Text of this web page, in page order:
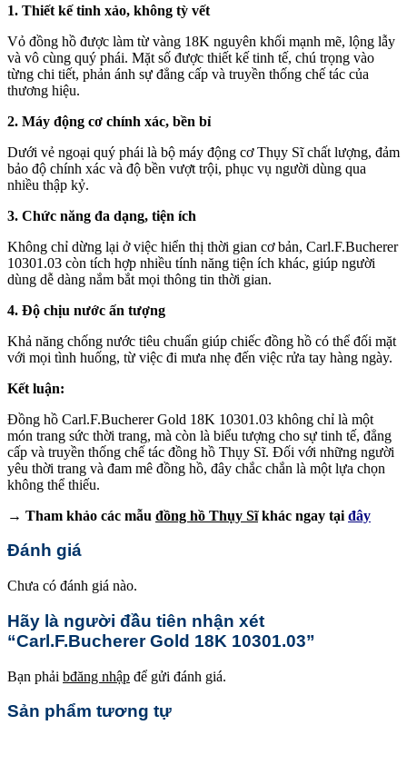
1. Thiết kế tinh xảo, không tỳ vết
Vỏ đồng hồ được làm từ vàng 18K nguyên khối mạnh mẽ, lộng lẫy
và vô cùng quý phái. Mặt số được thiết kế tinh tế, chú trọng vào
từng chi tiết, phản ánh sự đẳng cấp và truyền thống chế tác của
thương hiệu.
2. Máy động cơ chính xác, bền bỉ
Dưới vẻ ngoại quý phái là bộ máy động cơ Thụy Sĩ chất lượng, đảm
bảo độ chính xác và độ bền vượt trội, phục vụ người dùng qua
nhiều thập kỷ.
3. Chức năng đa dạng, tiện ích
Không chỉ dừng lại ở việc hiển thị thời gian cơ bản, Carl.F.Bucherer
10301.03 còn tích hợp nhiều tính năng tiện ích khác, giúp người
dùng dễ dàng nắm bắt mọi thông tin thời gian.
4. Độ chịu nước ấn tượng
Khả năng chống nước tiêu chuẩn giúp chiếc đồng hồ có thể đối mặt
với mọi tình huống, từ việc đi mưa nhẹ đến việc rửa tay hàng ngày.
Kết luận:
Đồng hồ Carl.F.Bucherer Gold 18K 10301.03 không chỉ là một
món trang sức thời trang, mà còn là biểu tượng cho sự tinh tế, đẳng
cấp và truyền thống chế tác đồng hồ Thụy Sĩ. Đối với những người
yêu thời trang và đam mê đồng hồ, đây chắc chắn là một lựa chọn
không thể thiếu.
→ Tham khảo các mẫu đồng hồ Thụy Sĩkhác ngay tại đây
Đánh giá
Chưa có đánh giá nào.
Hãy là người đầu tiên nhận xét
“Carl.F.Bucherer Gold 18K 10301.03”
Bạn phải bđăng nhập để gửi đánh giá.
Sản phẩm tương tự